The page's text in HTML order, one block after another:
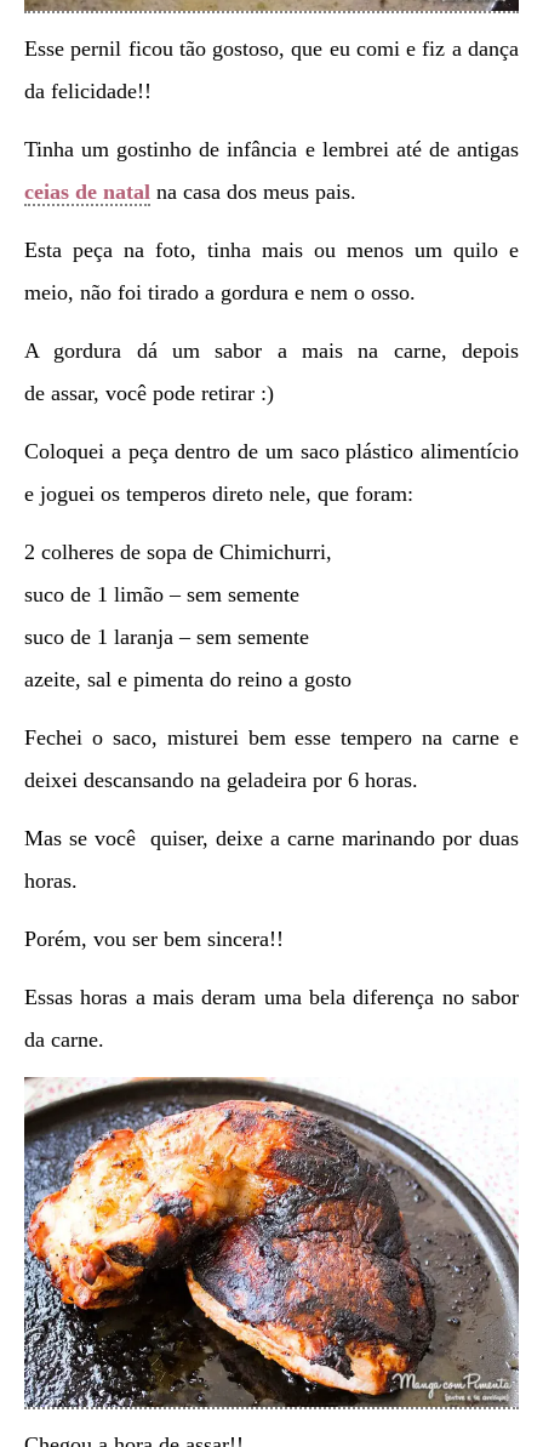
Esse pernil ficou tão gostoso, que eu comi e fiz a dança
da felicidade!!
Tinha um gostinho de infância e lembrei até de antigas
ceias de natal na casa dos meus pais.
Esta peça na foto, tinha mais ou menos um quilo e
meio, não foi tirado a gordura e nem o osso.
A gordura dá um sabor a mais na carne, depois
de assar, você pode retirar :)
Coloquei a peça dentro de um saco plástico alimentício
e joguei os temperos direto nele, que foram:
2 colheres de sopa de Chimichurri,
suco de 1 limão – sem semente
suco de 1 laranja – sem semente
azeite, sal e pimenta do reino a gosto
Fechei o saco, misturei bem esse tempero na carne e
deixei descansando na geladeira por 6 horas.
Mas se você quiser, deixe a carne marinando por duas
horas.
Porém, vou ser bem sincera!!
Essas horas a mais deram uma bela diferença no sabor
da carne.